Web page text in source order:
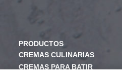
PRODUCTOS
CREMAS CULINARIAS
CREMAS PARA BATIR